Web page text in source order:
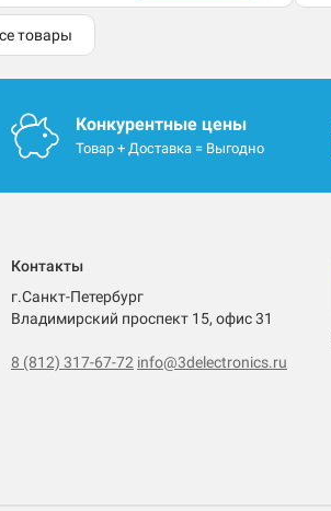
товары
Конкурентные цены
Товар + Доставка = Выгодно
Контакты
г.Санкт-Петербург
Владимирский проспект 15, офис 31
8 (812) 317-67-72 info@3delectronics.ru